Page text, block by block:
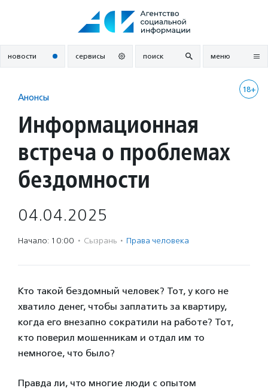
новости сервисы поиск меню
18+
Анонсы
Информационная
встреча о проблемах
бездомности
04.04.2025
Начало: 10:00 · Сызрань · Права человека
Кто такой бездомный человек? Тот, у кого не
хватило денег, чтобы заплатить за квартиру,
когда его внезапно сократили на работе? Тот,
кто поверил мошенникам и отдал им то
немногое, что было?
Правда ли, что многие люди с опытом